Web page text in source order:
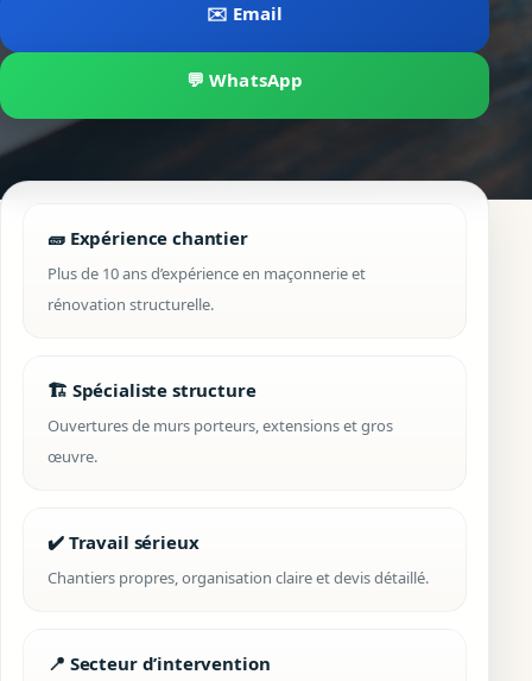
✉️ Email
💬 WhatsApp
🧱 Expérience chantier
Plus de 10 ans d’expérience en maçonnerie et
rénovation structurelle.
🏗️ Spécialiste structure
Ouvertures de murs porteurs, extensions et gros
œuvre.
✔️ Travail sérieux
Chantiers propres, organisation claire et devis détaillé.
📍 Secteur d’intervention